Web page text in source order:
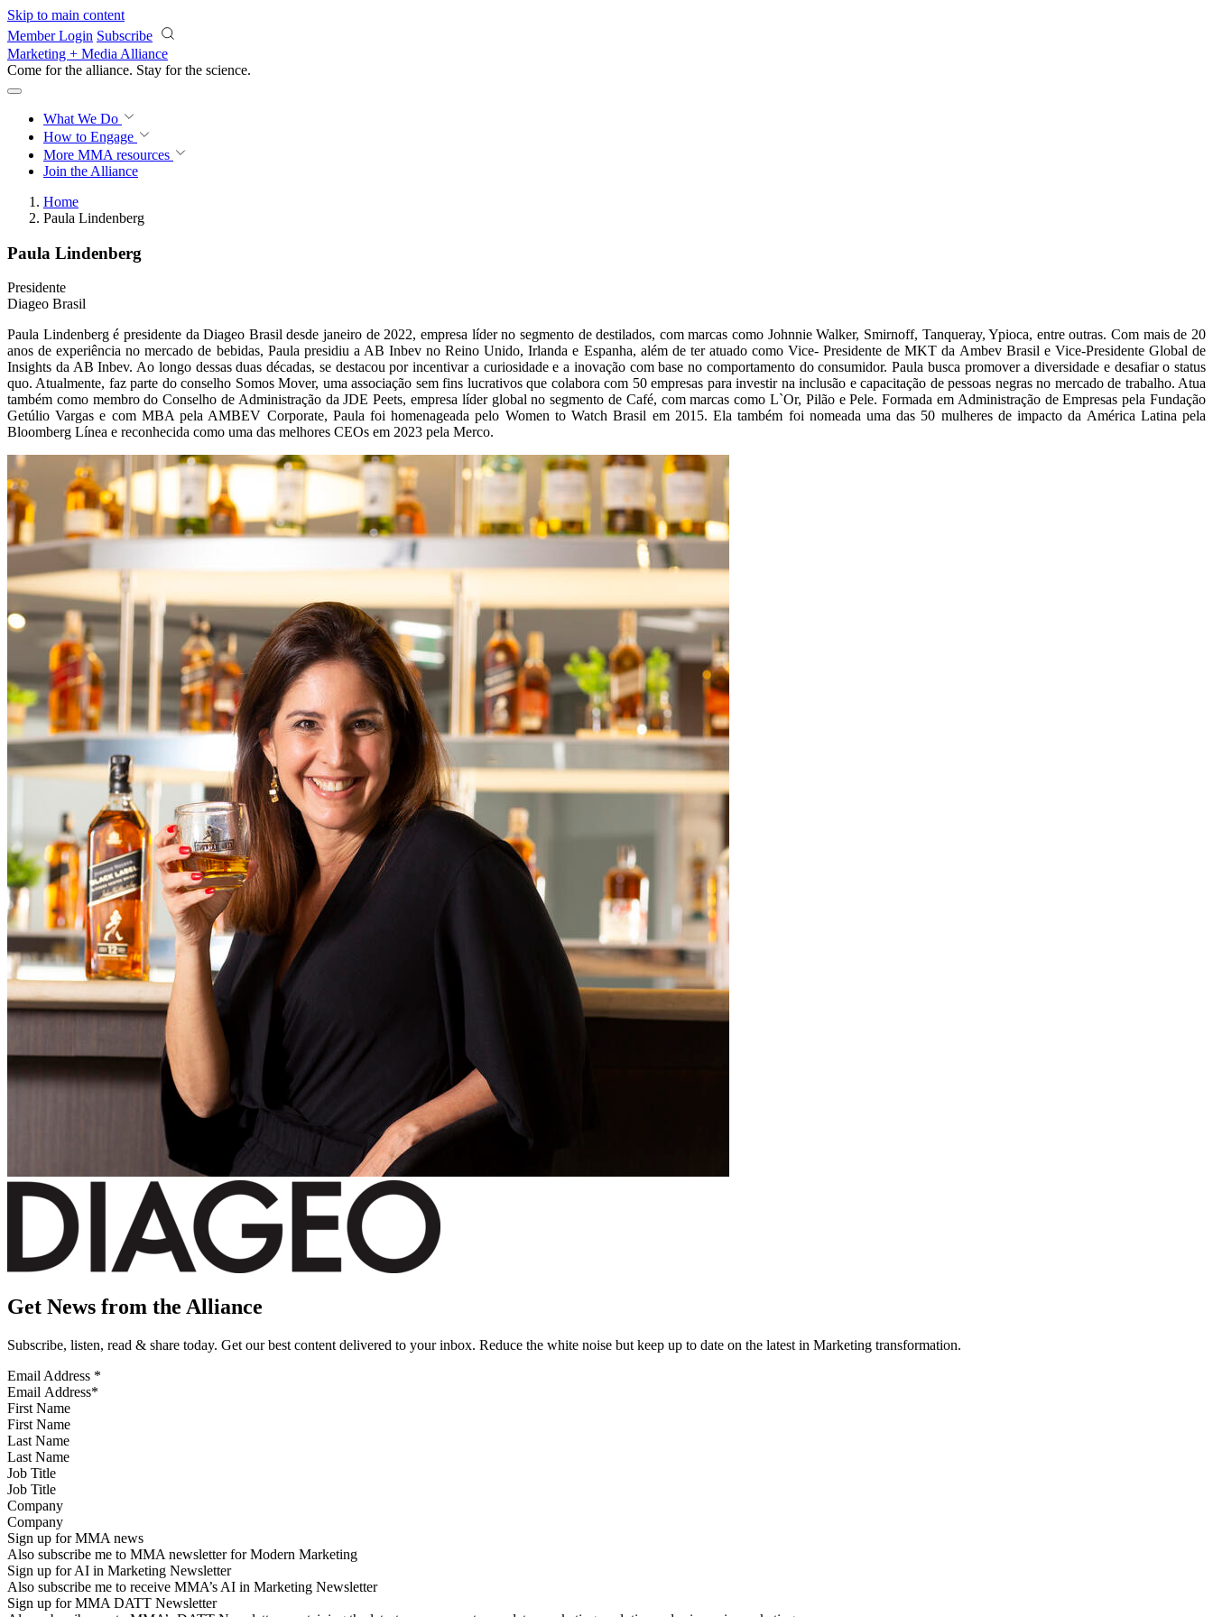
Skip to main content
Member Login Subscribe
Marketing + Media Alliance
Come for the alliance. Stay for the science.
What We Do
How to Engage
More MMA resources
Join the Alliance
Home
Paula Lindenberg
Paula Lindenberg
Presidente
Diageo Brasil
Paula Lindenberg é presidente da Diageo Brasil desde janeiro de 2022, empresa líder no segmento de destilados, com marcas como Johnnie Walker, Smirnoff, Tanqueray, Ypioca, entre outras. Com mais de 20
anos de experiência no mercado de bebidas, Paula presidiu a AB Inbev no Reino Unido, Irlanda e Espanha, além de ter atuado como Vice- Presidente de MKT da Ambev Brasil e Vice-Presidente Global de
Insights da AB Inbev. Ao longo dessas duas décadas, se destacou por incentivar a curiosidade e a inovação com base no comportamento do consumidor. Paula busca promover a diversidade e desafiar o status
quo. Atualmente, faz parte do conselho Somos Mover, uma associação sem fins lucrativos que colabora com 50 empresas para investir na inclusão e capacitação de pessoas negras no mercado de trabalho. Atua
também como membro do Conselho de Administração da JDE Peets, empresa líder global no segmento de Café, com marcas como L`Or, Pilão e Pele. Formada em Administração de Empresas pela Fundação
Getúlio Vargas e com MBA pela AMBEV Corporate, Paula foi homenageada pelo Women to Watch Brasil em 2015. Ela também foi nomeada uma das 50 mulheres de impacto da América Latina pela
Bloomberg Línea e reconhecida como uma das melhores CEOs em 2023 pela Merco.
Get News from the Alliance
Subscribe, listen, read & share today. Get our best content delivered to your inbox. Reduce the white noise but keep up to date on the latest in Marketing transformation.
Email Address *
First Name
Last Name
Job Title
Company
Sign up for MMA news
Also subscribe me to MMA newsletter for Modern Marketing
Sign up for AI in Marketing Newsletter
Also subscribe me to receive MMA’s AI in Marketing Newsletter
Sign up for MMA DATT Newsletter